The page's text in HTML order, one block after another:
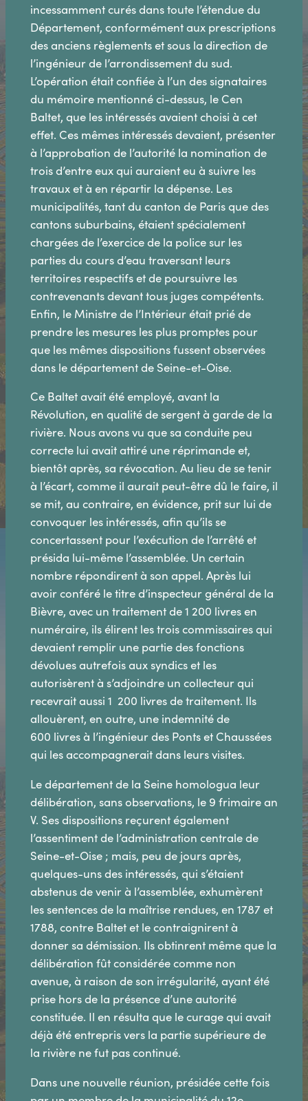
incessamment curés dans toute l’étendue du
Département, conformément aux prescriptions
des anciens règlements et sous la direction de
l’ingénieur de l’arrondissement du sud.
L’opération était confiée à l’un des signataires
du mémoire mentionné ci-dessus, le Cen
Baltet, que les intéressés avaient choisi à cet
effet. Ces mêmes intéressés devaient, présenter
à l’approbation de l’autorité la nomination de
trois d’entre eux qui auraient eu à suivre les
travaux et à en répartir la dépense. Les
municipalités, tant du canton de Paris que des
cantons suburbains, étaient spécialement
chargées de l’exercice de la police sur les
parties du cours d’eau traversant leurs
territoires respectifs et de poursuivre les
contrevenants devant tous juges compétents.
Enfin, le Ministre de l’Intérieur était prié de
prendre les mesures les plus promptes pour
que les mêmes dispositions fussent observées
dans le département de Seine-et-Oise.
Ce Baltet avait été employé, avant la
Révolution, en qualité de sergent à garde de la
rivière. Nous avons vu que sa conduite peu
correcte lui avait attiré une réprimande et,
bientôt après, sa révocation. Au lieu de se tenir
à l’écart, comme il aurait peut-être dû le faire, il
se mit, au contraire, en évidence, prit sur lui de
convoquer les intéressés, afin qu’ils se
concertassent pour l’exécution de l’arrêté et
présida lui-même l’assemblée. Un certain
nombre répondirent à son appel. Après lui
avoir conféré le titre d’inspecteur général de la
Bièvre, avec un traitement de 1 200 livres en
numéraire, ils élirent les trois commissaires qui
devaient remplir une partie des fonctions
dévolues autrefois aux syndics et les
autorisèrent à s’adjoindre un collecteur qui
recevrait aussi 1 200 livres de traitement. Ils
allouèrent, en outre, une indemnité de
600 livres à l’ingénieur des Ponts et Chaussées
qui les accompagnerait dans leurs visites.
Le département de la Seine homologua leur
délibération, sans observations, le 9 frimaire an
V. Ses dispositions reçurent également
l’assentiment de l’administration centrale de
Seine-et-Oise ; mais, peu de jours après,
quelques-uns des intéressés, qui s’étaient
abstenus de venir à l’assemblée, exhumèrent
les sentences de la maîtrise rendues, en 1787 et
1788, contre Baltet et le contraignirent à
donner sa démission. Ils obtinrent même que la
délibération fût considérée comme non
avenue, à raison de son irrégularité, ayant été
prise hors de la présence d’une autorité
constituée. Il en résulta que le curage qui avait
déjà été entrepris vers la partie supérieure de
la rivière ne fut pas continué.
Dans une nouvelle réunion, présidée cette fois